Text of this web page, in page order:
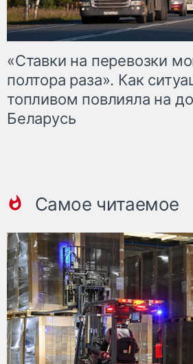
«Ставки на перевозки
полтора раза». Как
топливом повлияла на
Беларусь
Самое читаемое